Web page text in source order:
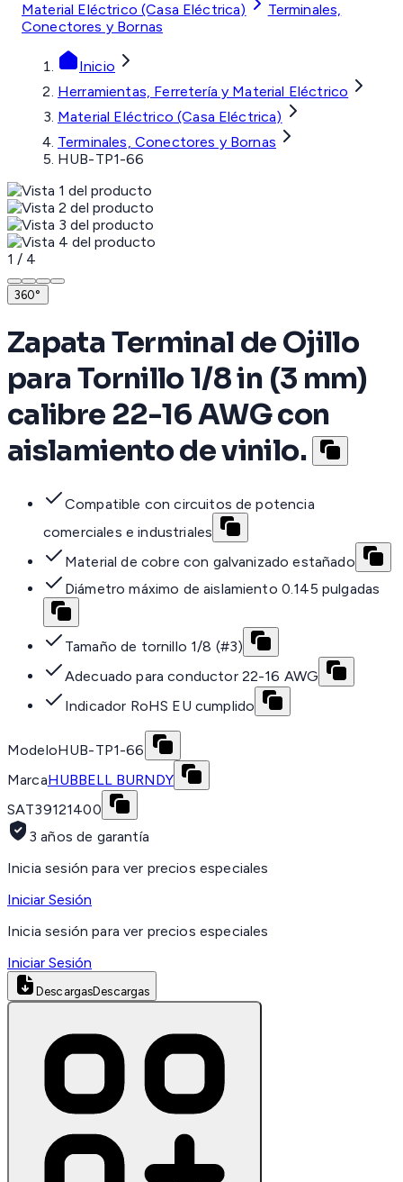
Material Eléctrico (Casa Eléctrica)
Terminales,
Conectores y Bornas
Inicio
Herramientas, Ferretería y Material Eléctrico
Material Eléctrico (Casa Eléctrica)
Terminales, Conectores y Bornas
HUB-TP1-66
1 / 4
360°
Zapata Terminal de Ojillo
para Tornillo 1/8 in (3 mm)
calibre 22-16 AWG con
aislamiento de vinilo.
Compatible con circuitos de potencia
comerciales e industriales
Material de cobre con galvanizado estañado
Diámetro máximo de aislamiento 0.145 pulgadas
Tamaño de tornillo 1/8 (#3)
Adecuado para conductor 22-16 AWG
Indicador RoHS EU cumplido
ModeloHUB-TP1-66
MarcaHUBBELL BURNDY
SAT39121400
3 años de garantía
Inicia sesión para ver precios especiales
Iniciar Sesión
Inicia sesión para ver precios especiales
Iniciar Sesión
DescargasDescargas